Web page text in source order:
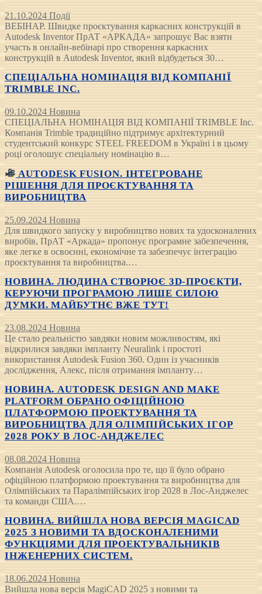
21.10.2024 Події
ВЕБІНАР. Швидке проєктування каркасних конструкцій в
Autodesk Inventor ПрАТ «АРКАДА» запрошує Вас взяти
участь в онлайн-вебінарі про створення каркасних
конструкцій в Autodesk Inventor, який відбудеться 30…
СПЕЦІАЛЬНА НОМІНАЦІЯ ВІД КОМПАНІЇ
TRIMBLE INC.
09.10.2024 Новина
СПЕЦІАЛЬНА НОМІНАЦІЯ ВІД КОМПАНІЇ TRIMBLE Inc.
Компанія Trimble традиційно підтримує архітектурний
студентський конкурс STEEL FREEDOM в Україні і в цьому
році оголошує спеціальну номінацію в…
AUTODESK FUSION. ІНТЕГРОВАНЕ
РІШЕННЯ ДЛЯ ПРОЄКТУВАННЯ ТА
ВИРОБНИЦТВА
25.09.2024 Новина
Для швидкого запуску у виробництво нових та удосконалених
виробів, ПрАТ «Аркада» пропонує програмне забезпечення,
яке легке в освоєнні, економічне та забезпечує інтеграцію
проєктування та виробництва.…
НОВИНА. ЛЮДИНА СТВОРЮЄ 3D-ПРОЄКТИ,
КЕРУЮЧИ ПРОГРАМОЮ ЛИШЕ СИЛОЮ
ДУМКИ. МАЙБУТНЄ ВЖЕ ТУТ!
23.08.2024 Новина
Це стало реальністю завдяки новим можливостям, які
відкрилися завдяки імпланту Neuralink і простоті
використання Autodesk Fusion 360. Один із учасників
дослідження, Алекс, після отримання імпланту…
НОВИНА. AUTODESK DESIGN AND MAKE
PLATFORM ОБРАНО ОФІЦІЙНОЮ
ПЛАТФОРМОЮ ПРОЕКТУВАННЯ ТА
ВИРОБНИЦТВА ДЛЯ ОЛІМПІЙСЬКИХ ІГОР
2028 РОКУ В ЛОС-АНДЖЕЛЕС
08.08.2024 Новина
Компанія Autodesk оголосила про те, що її було обрано
офіційною платформою проектування та виробництва для
Олімпійських та Паралімпійських ігор 2028 в Лос-Анджелес
та команди США.…
НОВИНА. ВИЙШЛА НОВА ВЕРСІЯ MAGICAD
2025 З НОВИМИ ТА ВДОСКОНАЛЕНИМИ
ФУНКЦІЯМИ ДЛЯ ПРОЕКТУВАЛЬНИКІВ
ІНЖЕНЕРНИХ СИСТЕМ.
18.06.2024 Новина
Вийшла нова версія MagiCAD 2025 з новими та